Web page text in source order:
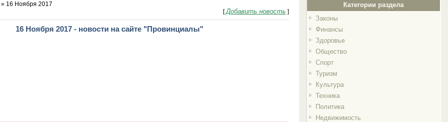
Категории раздела
Законы
Финансы
Здоровье
Общество
Спорт
Туризм
Культура
Техника
Политика
Недвижимость
» 16 Ноября 2017
[Добавить новость ]
16 Ноября 2017 - новости на сайте "Провинциалы"